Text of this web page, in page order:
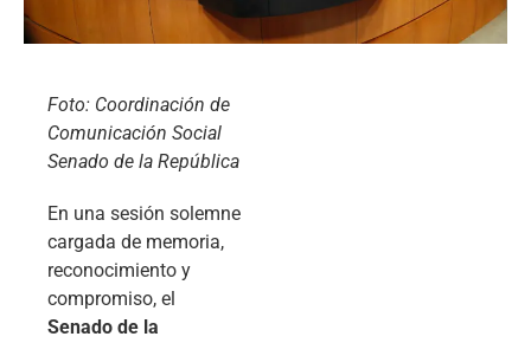
Foto: Coordinación de
Comunicación Social
Senado de la República
En una sesión solemne
cargada de memoria,
reconocimiento y
compromiso, el
Senado de la